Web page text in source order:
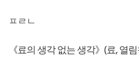
ㅍㄹㄴ
《료의 생각 없는 생각》(료, 열